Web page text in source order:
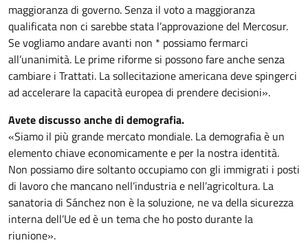
maggioranza di governo. Senza il voto a maggioranza
qualificata non ci sarebbe stata l’approvazione del Mercosur.
Se vogliamo andare avanti non * possiamo fermarci
all’unanimità. Le prime riforme si possono fare anche senza
cambiare i Trattati. La sollecitazione americana deve spingerci
ad accelerare la capacità europea di prendere decisioni».
Avete discusso anche di demografia.
«Siamo il più grande mercato mondiale. La demografia è un
elemento chiave economicamente e per la nostra identità.
Non possiamo dire soltanto occupiamo con gli immigrati i posti
di lavoro che mancano nell’industria e nell’agricoltura. La
sanatoria di Sánchez non è la soluzione, ne va della sicurezza
interna dell’Ue ed è un tema che ho posto durante la
riunione».